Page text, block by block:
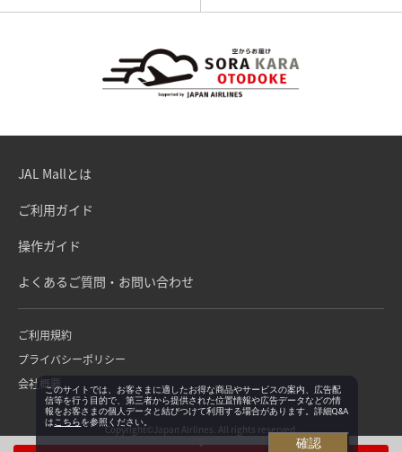
JAL Mallとは
ご利用ガイド
操作ガイド
よくあるご質問・お問い合わせ
ご利用規約
プライバシーポリシー
会社概要
Copyright©Japan Airlines. All rights reserved.
このサイトでは、お客さまに適したお得な商品やサービスの案内、広告配
信等を行う目的で、第三者から提供された位置情報や広告データなどの情
報をお客さまの個人データと結びつけて利用する場合があります。詳細Q&A
は こちらを参照ください。
確認